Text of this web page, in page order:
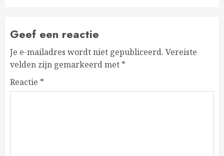
Geef een reactie
Je e-mailadres wordt niet gepubliceerd. Vereiste
velden zijn gemarkeerd met *
Reactie *